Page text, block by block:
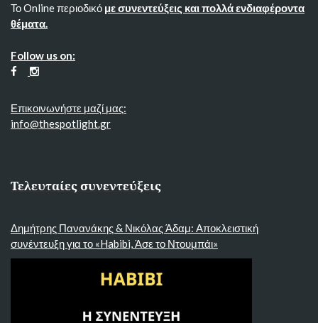
Το Online περιοδικό με συνεντεύξεις και πολλά ενδιαφέροντα
θέματα.
Follow us on:
Επικοινωνήστε μαζί μας:
info@thespotlight.gr
Τελευταίες συνεντεύξεις
Δημήτρης Πανανάκης & Νικόλας Άδαμ: Αποκλειστική
συνέντευξη για το «Habibi, Άσε το Ντουμπάι»